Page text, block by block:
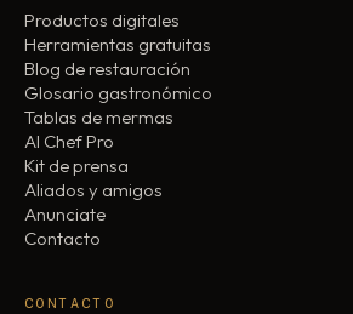
Productos digitales
Herramientas gratuitas
Blog de restauración
Glosario gastronómico
Tablas de mermas
AI Chef Pro
Kit de prensa
Aliados y amigos
Anunciate
Contacto
CONTACTO